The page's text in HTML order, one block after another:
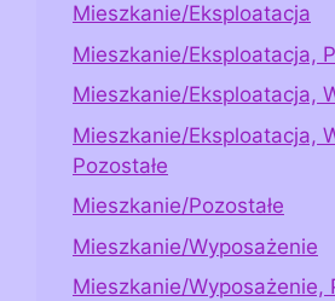
Mieszkanie/Eksploatacja
Mieszkanie/Eksploatacja,
Mieszkanie/Eksploatacja,
Mieszkanie/Eksploatacja,
Pozostałe
Mieszkanie/Pozostałe
Mieszkanie/Wyposażenie
Mieszkanie/Wyposażenie,